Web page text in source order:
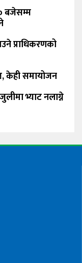
बजेसम्म
प्राधिकरणको
केही समायोजन
भ्याट नलाग्ने